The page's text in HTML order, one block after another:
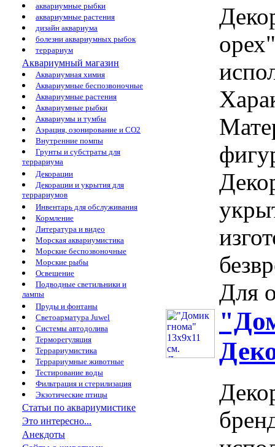
аквариумные рыбки
аквариумные растения
дизайн аквариума
болезни аквариумных рыбок
террариум
Аквариумный магазин
Аквариумная химия
Аквариумные беспозвоночные
Аквариумные растения
Аквариумные рыбки
Аквариумы и тумбы
Аэрация, озонирование и CO2
Внутренние помпы
Грунты и субстраты для
террариума
Декорации
Декорации и укрытия для
террариумов
Инвентарь для обслуживания
Кормление
Литература и видео
Морская аквариумистика
Морские беспозвоночные
Морские рыбы
Освещение
Подводные светильники и
лампы
Пруды и фонтаны
Светоарматура Juwel
Системы автодолива
Терморегуляция
Террариумистика
Террариумные животные
Тестирование воды
Фильтрация и стерилизация
Экзотические птицы
Статьи по аквариумистике
Это интересно...
Анекдоты
Для